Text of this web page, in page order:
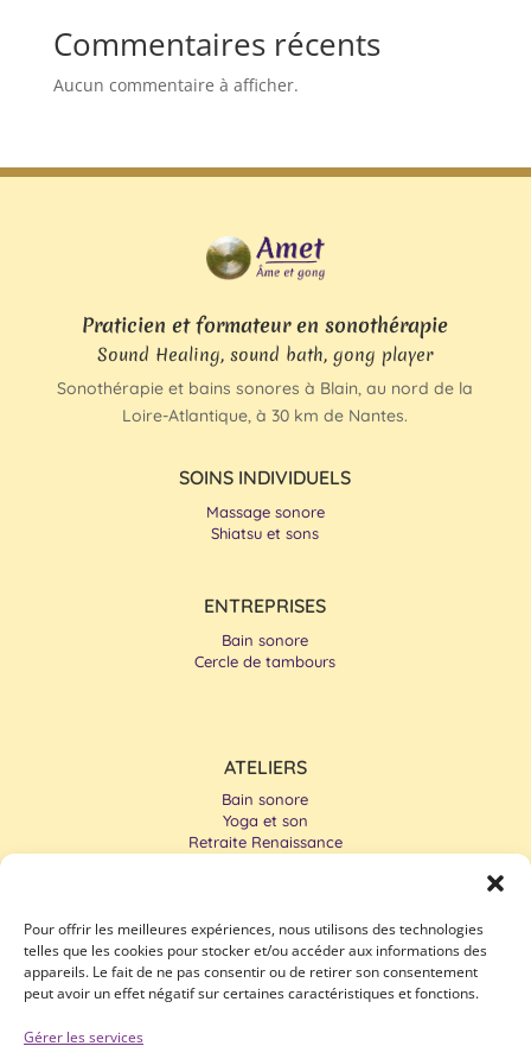
Pour offrir les meilleures expériences, nous utilisons des technologies
telles que les cookies pour stocker et/ou accéder aux informations des
appareils. Le fait de ne pas consentir ou de retirer son consentement
peut avoir un effet négatif sur certaines caractéristiques et fonctions.
Gérer les services
Commentaires récents
Aucun commentaire à afficher.
Praticien et formateur en sonothérapie
Sound Healing, sound bath, gong player
Sonothérapie et bains sonores à Blain, au nord de la
Loire-Atlantique, à 30 km de Nantes.
SOINS INDIVIDUELS
Massage sonore
Shiatsu et sons
ENTREPRISES
Bain sonore
Cercle de tambours
ATELIERS
Bain sonore
Yoga et son
Retraite Renaissance